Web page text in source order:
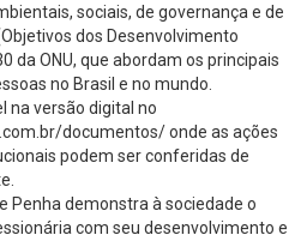
sociais, de governança e de
dos Desenvolvimento
da ONU, que abordam os principais
no Brasil e no mundo.
na versão digital no
documentos/ onde as ações
podem ser conferidas de
Penha demonstra à sociedade o
com seu desenvolvimento e